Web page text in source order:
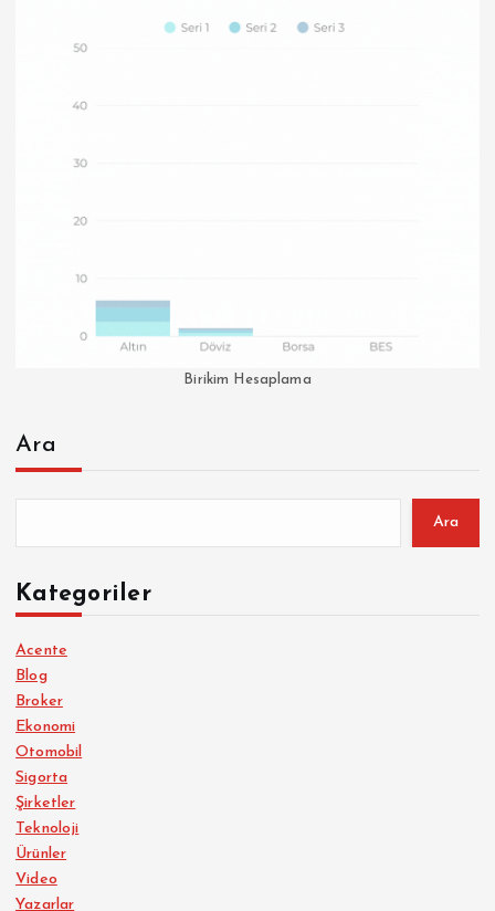
Birikim Hesaplama
Ara
Ara
Kategoriler
Acente
Blog
Broker
Ekonomi
Otomobil
Sigorta
Şirketler
Teknoloji
Ürünler
Video
Yazarlar